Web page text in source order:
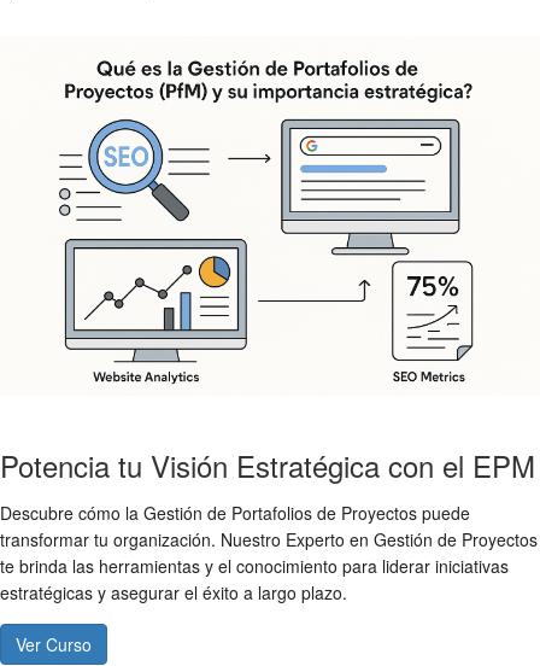
Potencia tu Visión Estratégica con el EPM
Descubre cómo la Gestión de Portafolios de Proyectos puede
transformar tu organización. Nuestro Experto en Gestión de Proyectos
te brinda las herramientas y el conocimiento para liderar iniciativas
estratégicas y asegurar el éxito a largo plazo.
Ver Curso